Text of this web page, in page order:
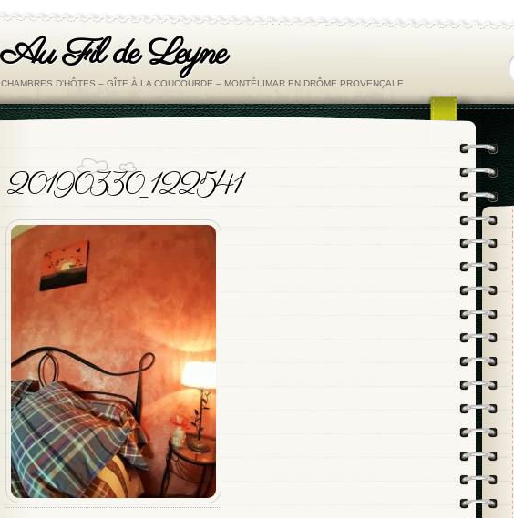
Au Fil de Leyne
CHAMBRES D'HÔTES – GÎTE À LA COUCOURDE – MONTÉLIMAR EN DRÔME PROVENÇALE
20190330_122541